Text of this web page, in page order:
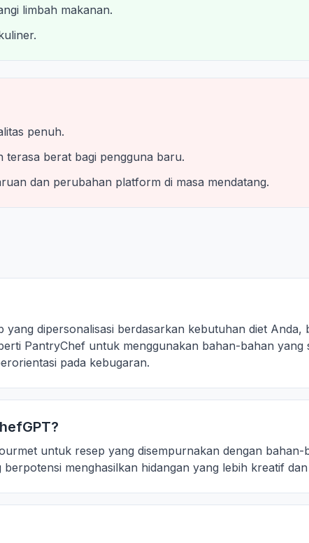
limbah makanan.
penuh.
berat bagi pengguna baru.
dan perubahan platform di masa mendatang.
dipersonalisasi berdasarkan kebutuhan diet
PantryChef untuk menggunakan bahan-bahan
pada kebugaran.
untuk resep yang disempurnakan dengan
menghasilkan hidangan yang lebih kreatif